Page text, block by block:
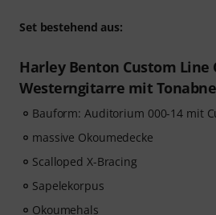
Set bestehend aus:
Harley Benton Custom Line
Westerngitarre mit
Bauform: Auditorium 000-14 mit
massive Okoumedecke
Scalloped X-Bracing
Sapelekorpus
Okoumehals